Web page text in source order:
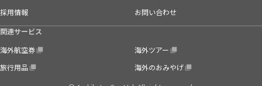
採用情報
お問い合わせ
関連サービス
海外航空券
海外ツアー
旅行用品
海外のおみやげ